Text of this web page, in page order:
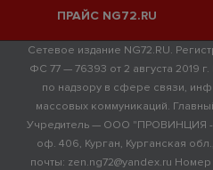
ПРАЙС NG72.RU
Сетевое издание NG72.RU.
ФС 77 — 76393 от 2 августа 2019
по надзору в сфере связи,
массовых коммуникаций.
Учредитель — ООО "ПРОВИНЦИЯ -
оф. 406, Курган, Курганская
почты: zen.ng72@yandex.ru